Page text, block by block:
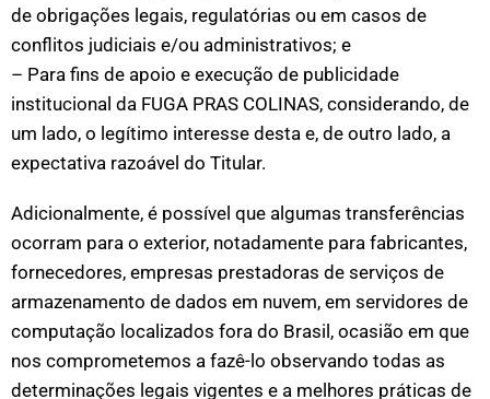
de obrigações legais, regulatórias ou em casos de
conflitos judiciais e/ou administrativos; e
– Para fins de apoio e execução de publicidade
institucional da FUGA PRAS COLINAS, considerando, de
um lado, o legítimo interesse desta e, de outro lado, a
expectativa razoável do Titular.
Adicionalmente, é possível que algumas transferências
ocorram para o exterior, notadamente para fabricantes,
fornecedores, empresas prestadoras de serviços de
armazenamento de dados em nuvem, em servidores de
computação localizados fora do Brasil, ocasião em que
nos comprometemos a fazê-lo observando todas as
determinações legais vigentes e a melhores práticas de